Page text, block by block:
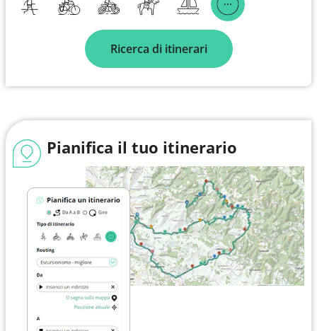
Ricerca di itinerari
Pianifica il tuo itinerario